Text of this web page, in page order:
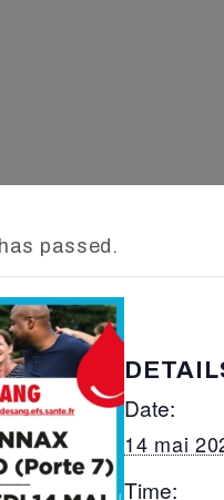
passed.
Date:
14 mai
Time: